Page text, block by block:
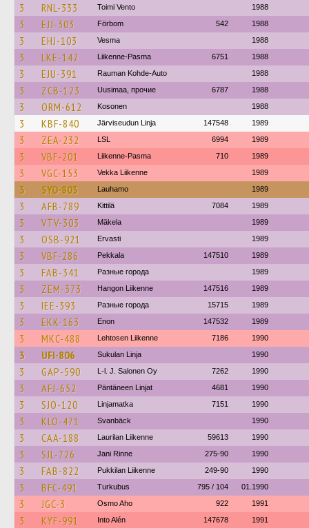
3 RNL-333 Toimi Vento 1988
3 EJJ-303 Förbom 542 1988
3 EHJ-103 Vesma 1988
3 LKE-142 Liikenne-Pasma 6751 1988
3 EJU-391 Rauman Kohde-Auto 1988
3 ZCB-123 Uusimaa, прочие 6787 1988
3 ORM-612 Kosonen 1988
3 KBF-840 Järviseudun Linja 147548 1989
3 ZEA-232 LSL 6994 1989
3 VBF-201 Liikenne-Pasma 710 1989
3 VGC-153 Vekka Liikenne 1989
3 SYO-803 Lauhamo 1989
3 AFB-789 Kittilä 7084 1989
3 VTV-303 Mäkela 1989
3 OSB-921 Ervasti 1989
3 VBF-286 Pekkala 147510 1989
3 FAB-341 Разные города 1989
3 ZEM-373 Hangon Liikenne 147516 1989
3 IEE-393 Разные города 15715 1989
3 EKK-163 Enon 147532 1989
3 MKC-488 Lehtosen Liikenne 7186 1990
3 UFI-806 Sukulan Linja 1990
3 GAP-590 L-l. J. Salonen Oy 7262 1990
3 AFJ-652 Päntäneen Linjat 4681 1990
3 SJO-120 Linjamatka 7151 1990
3 KLO-471 Svanbäck 1990
3 CAA-188 Laurilan Liikenne 59613 1990
3 SJL-726 Jani Rinne 275-90 1990
3 FAB-822 Pukkilan Liikenne 249-90 1990
3 BFC-491 Turkubus 795 / 104 01.1990
3 JGC-3 Osmo Aho 922 1991
3 KYF-991 Into Alén 147678 1991